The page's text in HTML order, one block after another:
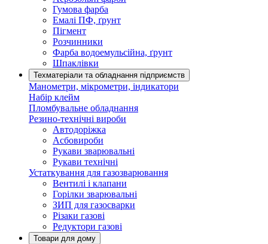
Гумова фарба
Емалі ПФ, ґрунт
Пігмент
Розчинники
Фарба водоемульсійна, ґрунт
Шпаклівки
Техматеріали та обладнання підприємств
Манометри, мікрометри, індикатори
Набір клейм
Пломбувальне обладнання
Резино-технічні вироби
Автодоріжка
Асбовироби
Рукави зварювальні
Рукави технічні
Устаткування для газозварювання
Вентилі і клапани
Горілки зварювальні
ЗИП для газосварки
Різаки газові
Редуктори газові
Товари для дому